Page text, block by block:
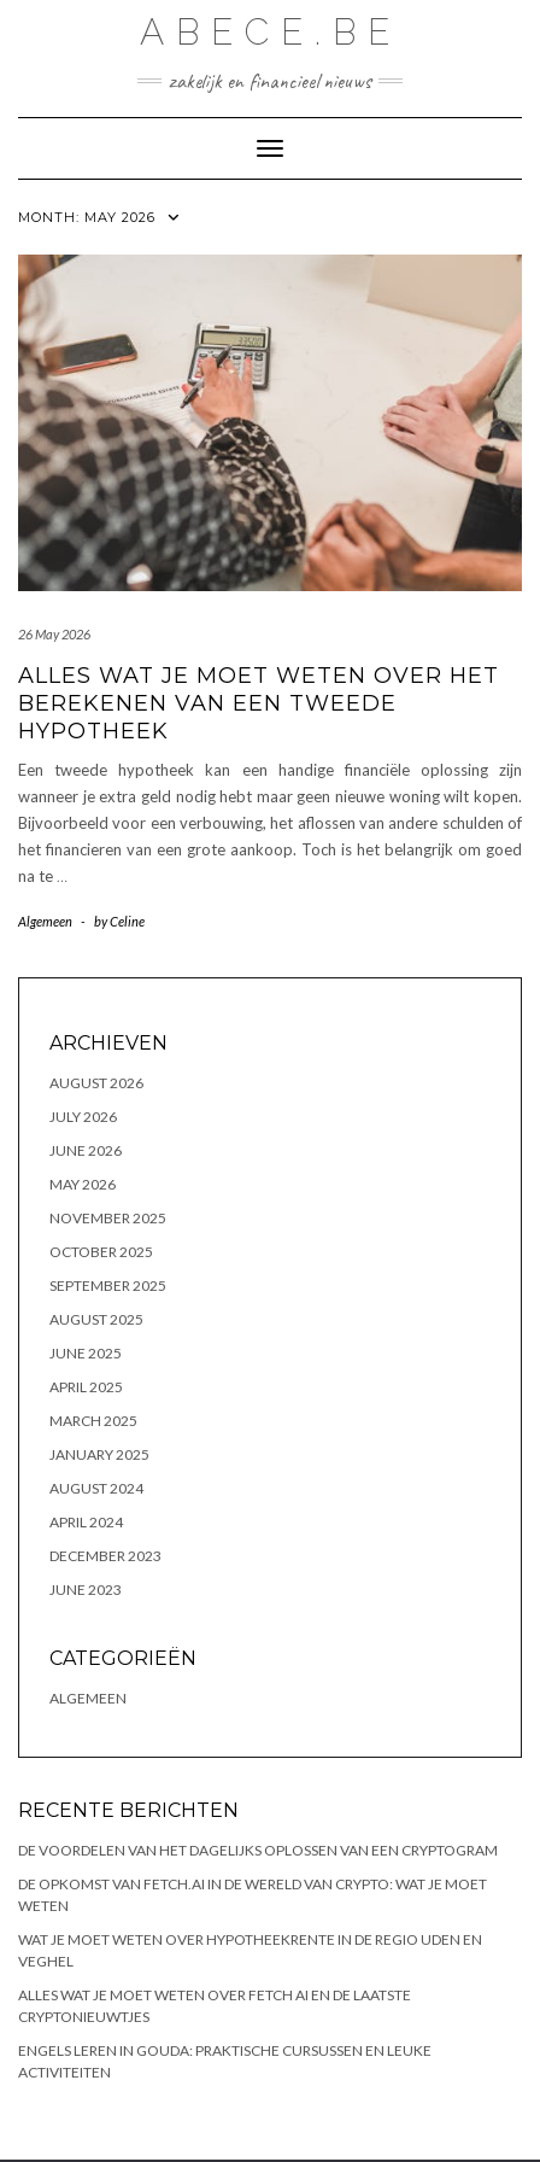
ABECE.BE
zakelijk en financieel nieuws
Toggle Navigation
MONTH: MAY 2026
26 May 2026
ALLES WAT JE MOET WETEN OVER HET
BEREKENEN VAN EEN TWEEDE
HYPOTHEEK
Een tweede hypotheek kan een handige financiële oplossing zijn
wanneer je extra geld nodig hebt maar geen nieuwe woning wilt kopen.
Bijvoorbeeld voor een verbouwing, het aflossen van andere schulden of
het financieren van een grote aankoop. Toch is het belangrijk om goed
na te …
Algemeen - byCeline
ARCHIEVEN
AUGUST 2026
JULY 2026
JUNE 2026
MAY 2026
NOVEMBER 2025
OCTOBER 2025
SEPTEMBER 2025
AUGUST 2025
JUNE 2025
APRIL 2025
MARCH 2025
JANUARY 2025
AUGUST 2024
APRIL 2024
DECEMBER 2023
JUNE 2023
CATEGORIEËN
ALGEMEEN
RECENTE BERICHTEN
DE VOORDELEN VAN HET DAGELIJKS OPLOSSEN VAN EEN CRYPTOGRAM
DE OPKOMST VAN FETCH.AI IN DE WERELD VAN CRYPTO: WAT JE MOET
WETEN
WAT JE MOET WETEN OVER HYPOTHEEKRENTE IN DE REGIO UDEN EN
VEGHEL
ALLES WAT JE MOET WETEN OVER FETCH AI EN DE LAATSTE
CRYPTONIEUWTJES
ENGELS LEREN IN GOUDA: PRAKTISCHE CURSUSSEN EN LEUKE
ACTIVITEITEN